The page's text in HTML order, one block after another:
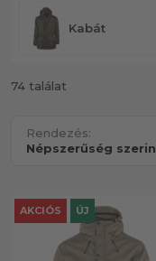
Kabát
74 találat
Rendezés:
AKCIÓS ÚJ